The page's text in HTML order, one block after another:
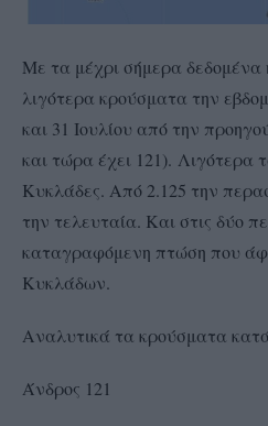
Με τα μέχρι σήμερα δεδομένα
λιγότερα κρούσματα την
και 31 Ιουλίου από την
και τώρα έχει 121). Λιγότερα
Κυκλάδες. Από 2.125 την
την τελευταία. Και στις δύο
καταγραφόμενη πτώση που
Κυκλάδων.
Αναλυτικά τα κρούσματα
Άνδρος 121